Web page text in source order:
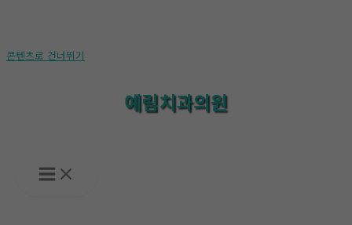
콘텐츠로 건너뛰기
예림치과의원